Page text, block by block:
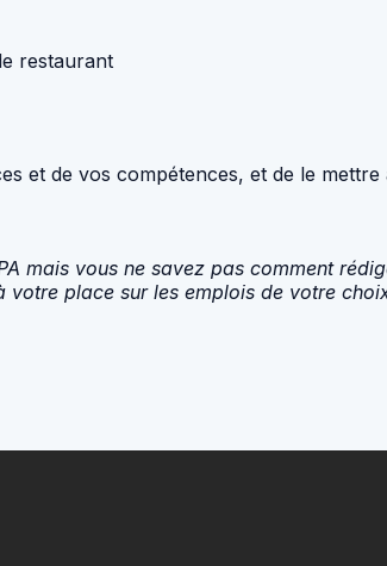
restaurant
et de vos compétences, et de le
mais vous ne savez pas comment
place sur les emplois de votre